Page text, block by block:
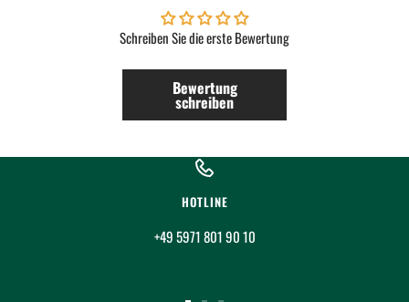
Schreiben Sie die erste Bewertung
Bewertung
schreiben
HOTLINE
+49 5971 801 90 10